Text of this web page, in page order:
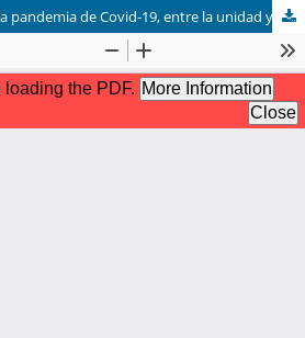
La Unión Europea en la pandemia de Covid-19, entre la unidad y la fragmentación